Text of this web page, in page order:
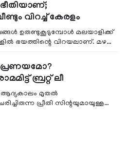
വിറച്ച് കേരളം
ഉരുണ്ടുകൂടുമ്പോൾ മലയാളിക്ക്
ഭയത്തിന്റെ വിറയലാണ്. മഴ
പ്രണയമോ?
ബ്രറ്റ് ലീ
മുതൽ
പ്രീതി സിന്റയുമായുള്ള